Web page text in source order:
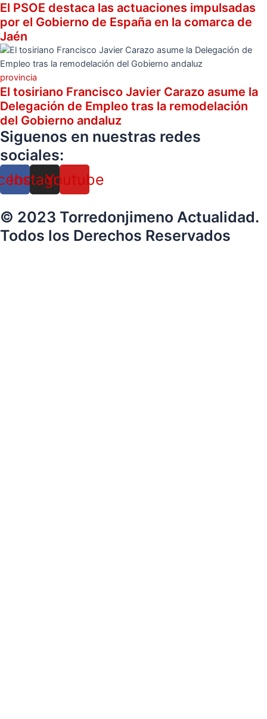
El PSOE destaca las actuaciones impulsadas
por el Gobierno de España en la comarca de
Jaén
provincia
El tosiriano Francisco Javier Carazo asume la
Delegación de Empleo tras la remodelación
del Gobierno andaluz
Siguenos en nuestras redes
sociales:
Instagram
Youtube
© 2023 Torredonjimeno Actualidad.
Todos los Derechos Reservados